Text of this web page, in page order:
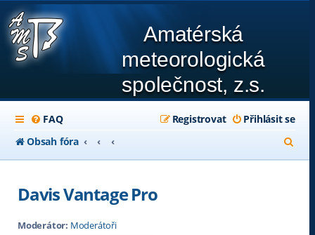
Amatérská
meteorologická
společnost, z.s.
FAQ Přihlásit se
Registrovat
Obsah fóra
l
Davis Vantage Pro
Moderátor: Moderátoři